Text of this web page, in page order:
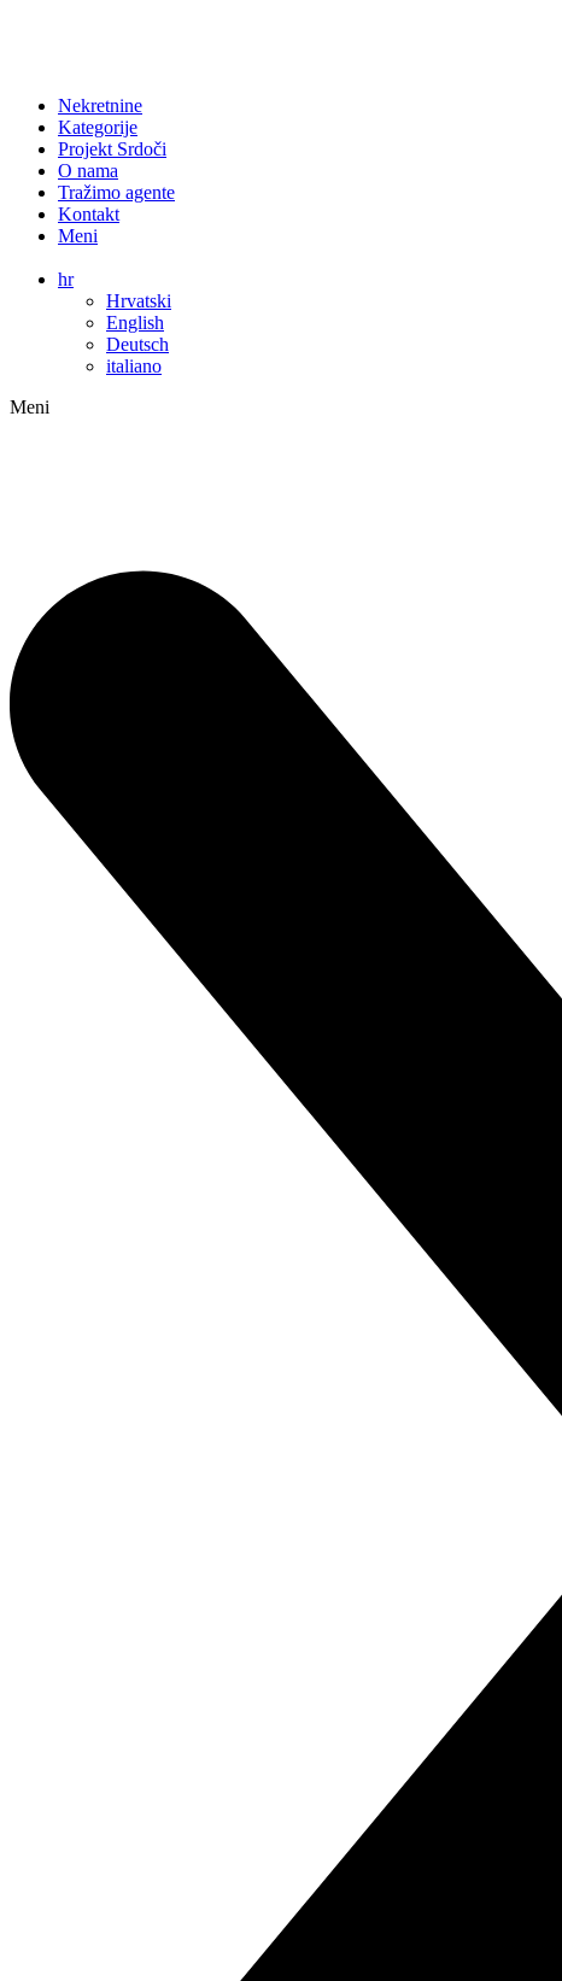
Nekretnine
Kategorije
Projekt Srdoči
O nama
Tražimo agente
Kontakt
Meni
hr
Hrvatski
English
Deutsch
italiano
Meni